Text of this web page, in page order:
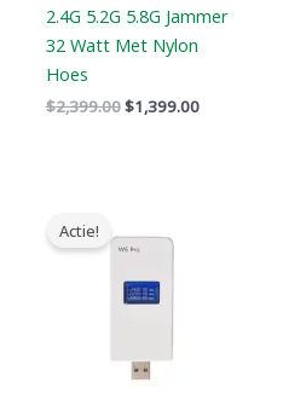
2.4G 5.2G 5.8G Jammer
32 Watt Met Nylon
Hoes
$2,399.00$1,399.00
Actie!
was:
is: